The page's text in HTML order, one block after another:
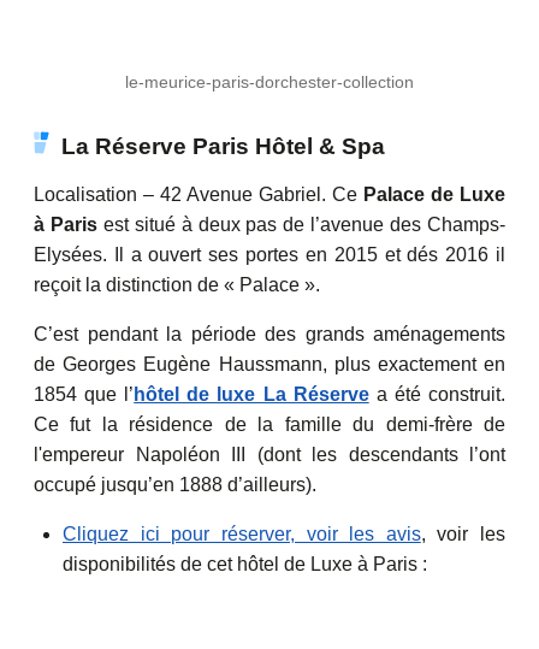
le-meurice-paris-dorchester-collection
La Réserve Paris Hôtel & Spa
Localisation – 42 Avenue Gabriel. Ce Palace de Luxe
à Parisest situé à deux pas de l’avenue des Champs-
Elysées. Il a ouvert ses portes en 2015 et dés 2016 il
reçoit la distinction de « Palace ».
C’est pendant la période des grands aménagements
de Georges Eugène Haussmann, plus exactement en
1854 que l’ hôtel de luxe La Réservea été construit.
Ce fut la résidence de la famille du demi-frère de
l'empereur Napoléon III (dont les descendants l’ont
occupé jusqu’en 1888 d’ailleurs).
Cliquez ici pour réserver, voir les avis, voir les
disponibilités de cet hôtel de Luxe à Paris :